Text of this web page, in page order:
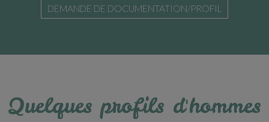
DEMANDE DE DOCUMENTATION/PROFIL
Quelques profils d'hommes